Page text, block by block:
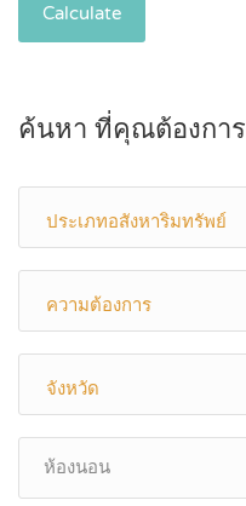
Calculate
ค้นหา ที่คุณต้องการ